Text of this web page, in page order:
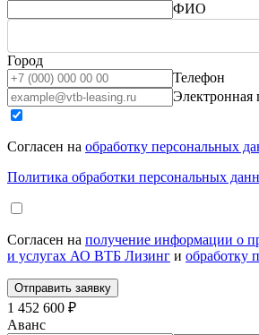
ФИО
Город
Телефон
Электронная
Согласен на обработку персональных
Политика обработки персональных
Согласен на получение информации о
и услугах АО ВТБ Лизинг и обработку
1 452 600 ₽
Аванс